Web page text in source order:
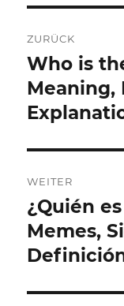
ZURÜCK
Vorheriger
Beitrag:
Who is
WEITER
Nächster
Beitrag:
¿Quién
Memes,